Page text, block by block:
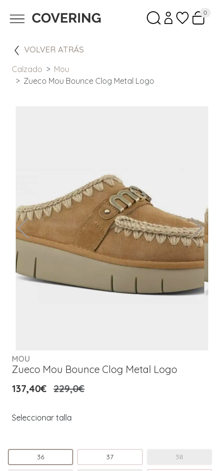
0
VOLVER ATRÁS
Calzado
Mou
Zueco Mou Bounce Clog Metal Logo
MOU
Zueco Mou Bounce Clog Metal Logo
137,40€ 229,0€
Seleccionar talla
36 37 38